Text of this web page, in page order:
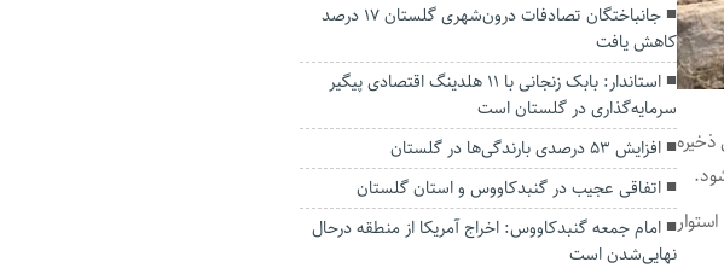
ذخیره
استوار
جانباختگان تصادفات درون‌شهری گلستان ۱۷ درصد
کاهش یافت
استاندار: بابک زنجانی با ۱۱ هلدینگ اقتصادی پیگیر
سرمایه‌گذاری در گلستان است
افزایش ۵۳ درصدی بارندگی‌ها در گلستان
اتفاقی عجیب در‌ گنبدکاووس و استان گلستان
امام جمعه گنبدکاووس: اخراج آمریکا از منطقه درحال
نهایی‌شدن است